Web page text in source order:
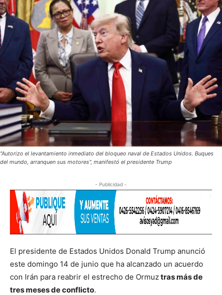
"Autorizo el levantamiento inmediato del bloqueo naval de Estados Unidos. Buques
del mundo, arranquen sus motores", manifestó el presidente Trump
- Publicidad -
El presidente de Estados Unidos Donald Trump anunció
este domingo 14 de junio que ha alcanzado un acuerdo
con Irán para reabrir el estrecho de Ormuztras más de
tres meses de conflicto.